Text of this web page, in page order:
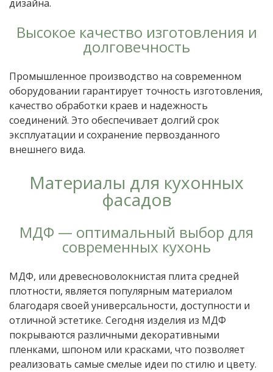
дизайна.
Высокое качество изготовления и
долговечность
Промышленное производство на современном
оборудовании гарантирует точность изготовления,
качество обработки краев и надежность
соединений. Это обеспечивает долгий срок
эксплуатации и сохранение первозданного
внешнего вида.
Материалы для кухонных
фасадов
МДФ — оптимальный выбор для
современных кухонь
МДФ, или древесноволокнистая плита средней
плотности, является популярным материалом
благодаря своей универсальности, доступности и
отличной эстетике. Сегодня изделия из МДФ
покрываются различными декоративными
пленками, шпоном или красками, что позволяет
реализовать самые смелые идеи по стилю и цвету.